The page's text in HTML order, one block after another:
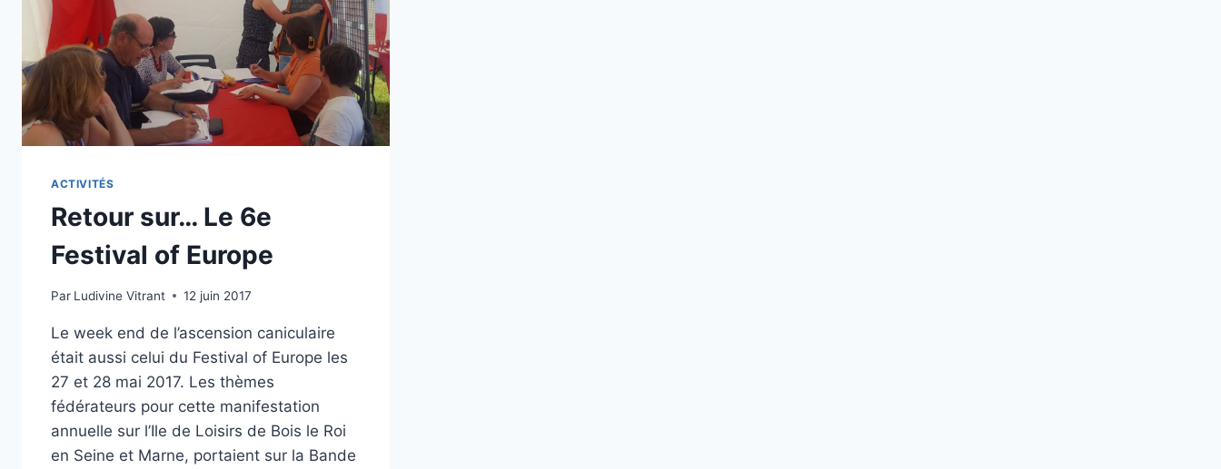
ACTIVITÉS
Retour sur… Le 6e
Festival of Europe
Par Ludivine Vitrant 12 juin 2017
Le week end de l’ascension caniculaire
était aussi celui du Festival of Europe les
27 et 28 mai 2017. Les thèmes
fédérateurs pour cette manifestation
annuelle sur l’Ile de Loisirs de Bois le Roi
en Seine et Marne, portaient sur la Bande